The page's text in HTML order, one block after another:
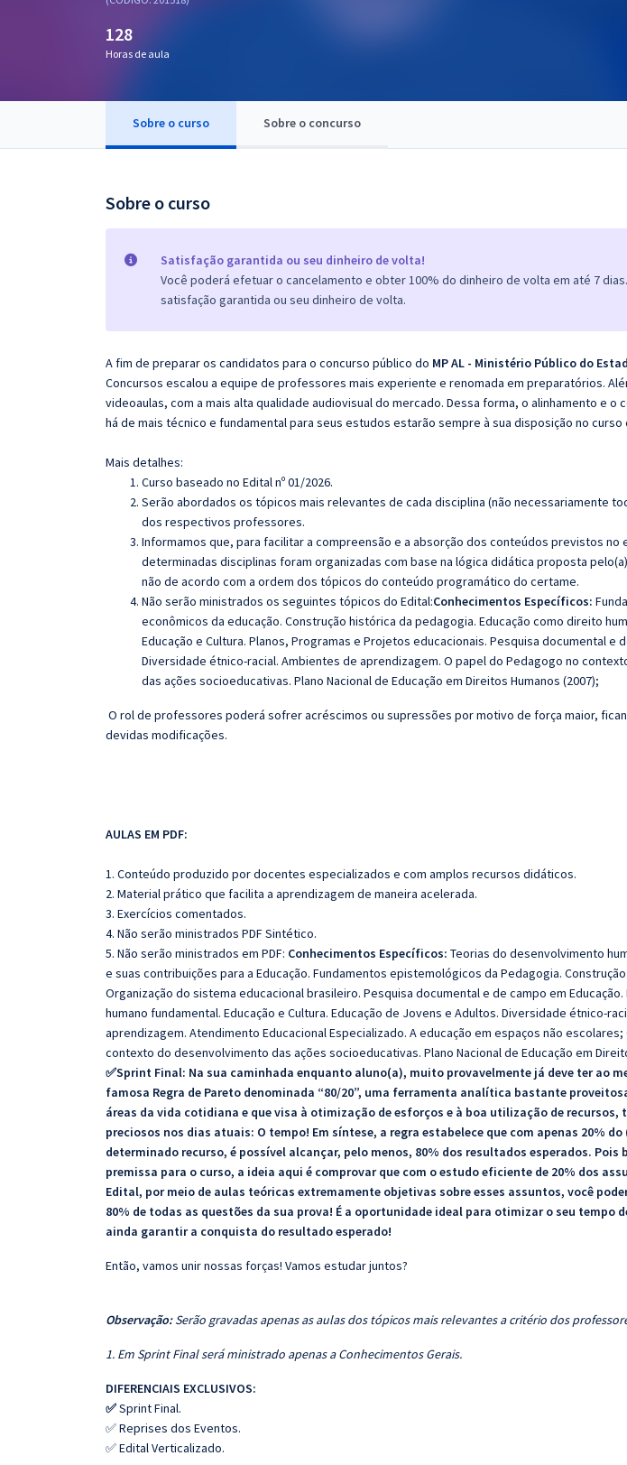
OAB
128
Horas de aula
Sobre o curso Sobre o concurso
Sobre o curso
Satisfação garantida ou seu dinheiro de volta!
Você poderá efetuar o cancelamento e obter 100% do dinheiro de volta em até 7
satisfação garantida ou seu dinheiro de volta.
A fim de preparar os candidatos para o concurso público do MP AL - Ministério Público do
Concursos escalou a equipe de professores mais experiente e renomada em preparatórios.
videoaulas, com a mais alta qualidade audiovisual do mercado. Dessa forma, o alinhamento e o
há de mais técnico e fundamental para seus estudos estarão sempre à sua disposição no
Mais detalhes:
Curso baseado no Edital nº 01/2026.
Serão abordados os tópicos mais relevantes de cada disciplina (não necessariamente
dos respectivos professores.
Informamos que, para facilitar a compreensão e a absorção dos conteúdos previstos no
determinadas disciplinas foram organizadas com base na lógica didática proposta
não de acordo com a ordem dos tópicos do conteúdo programático do certame.
Não serão ministrados os seguintes tópicos do Edital:Conhecimentos Específicos:
econômicos da educação. Construção histórica da pedagogia. Educação como direito
Educação e Cultura. Planos, Programas e Projetos educacionais. Pesquisa documental e
Diversidade étnico-racial. Ambientes de aprendizagem. O papel do Pedagogo no
das ações socioeducativas. Plano Nacional de Educação em Direitos Humanos (2007);
O rol de professores poderá sofrer acréscimos ou supressões por motivo de força maior,
devidas modificações.
AULAS EM PDF:
1. Conteúdo produzido por docentes especializados e com amplos recursos didáticos.
2. Material prático que facilita a aprendizagem de maneira acelerada.
3. Exercícios comentados.
4. Não serão ministrados PDF Sintético.
5. Não serão ministrados em PDF: Conhecimentos Específicos: Teorias do desenvolvimento
e suas contribuições para a Educação. Fundamentos epistemológicos da Pedagogia.
Organização do sistema educacional brasileiro. Pesquisa documental e de campo em
humano fundamental. Educação e Cultura. Educação de Jovens e Adultos. Diversidade étnico-
aprendizagem. Atendimento Educacional Especializado. A educação em espaços não
contexto do desenvolvimento das ações socioeducativas. Plano Nacional de Educação em
✅Sprint Final: Na sua caminhada enquanto aluno(a), muito provavelmente já deve ter ao
famosa Regra de Pareto denominada “80/20”, uma ferramenta analítica bastante
áreas da vida cotidiana e que visa à otimização de esforços e à boa utilização de recursos,
preciosos nos dias atuais: O tempo! Em síntese, a regra estabelece que com apenas 20% do
determinado recurso, é possível alcançar, pelo menos, 80% dos resultados esperados. Pois
premissa para o curso, a ideia aqui é comprovar que com o estudo eficiente de 20% dos
Edital, por meio de aulas teóricas extremamente objetivas sobre esses assuntos, você
80% de todas as questões da sua prova! É a oportunidade ideal para otimizar o seu tempo
ainda garantir a conquista do resultado esperado!
Então, vamos unir nossas forças! Vamos estudar juntos?
Observação:Serão gravadas apenas as aulas dos tópicos mais relevantes a critério dos
1. Em Sprint Final será ministrado apenas a Conhecimentos Gerais.
DIFERENCIAIS EXCLUSIVOS:
✅Sprint Final.
✅ Reprises dos Eventos.
✅ Edital Verticalizado.